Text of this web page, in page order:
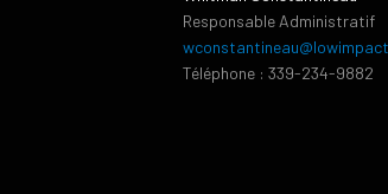
Responsable Administratif
Téléphone : 339-234-9882